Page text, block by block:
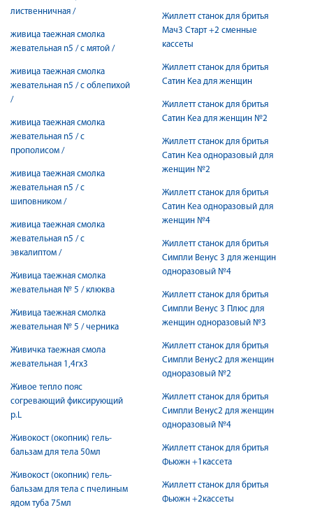
лиственничная /
живица таежная смолка
жевательная n5 / с мятой /
живица таежная смолка
жевательная n5 / с облепихой
/
живица таежная смолка
жевательная n5 / с
прополисом /
живица таежная смолка
жевательная n5 / с
шиповником /
живица таежная смолка
жевательная n5 / с
эвкалиптом /
Живица таежная смолка
жевательная № 5 / клюква
Живица таежная смолка
жевательная № 5 / черника
Живичка таежная смола
жевательная 1,4гх3
Живое тепло пояс
согревающий фиксирующий
р.L
Живокост (окопник) гель-
бальзам для тела 50мл
Живокост (окопник) гель-
бальзам для тела с пчелиным
ядом туба 75мл
Жиллетт станок для бритья
Мач3 Старт +2 сменные
кассеты
Жиллетт станок для бритья
Сатин Кеа для женщин
Жиллетт станок для бритья
Сатин Кеа для женщин №2
Жиллетт станок для бритья
Сатин Кеа одноразовый для
женщин №2
Жиллетт станок для бритья
Сатин Кеа одноразовый для
женщин №4
Жиллетт станок для бритья
Симпли Венус 3 для женщин
одноразовый №4
Жиллетт станок для бритья
Симпли Венус 3 Плюс для
женщин одноразовый №3
Жиллетт станок для бритья
Симпли Венус2 для женщин
одноразовый №2
Жиллетт станок для бритья
Симпли Венус2 для женщин
одноразовый №4
Жиллетт станок для бритья
Фьюжн +1кассета
Жиллетт станок для бритья
Фьюжн +2кассеты